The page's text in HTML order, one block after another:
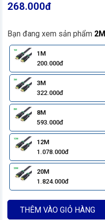
268.000đ
Bạn đang xem sản phẩm 2M
1M
200.000đ
3M
322.000đ
8M
593.000đ
12M
1.078.000đ
20M
1.824.000đ
THÊM VÀO GIỎ HÀNG